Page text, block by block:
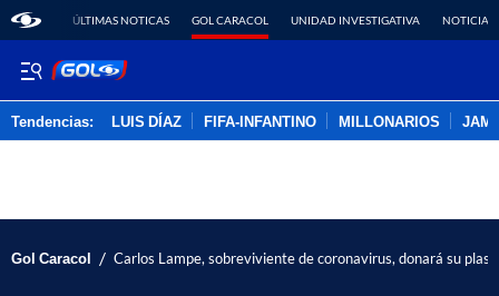
ÚLTIMAS NOTICAS GOL CARACOL UNIDAD INVESTIGATIVA NOTICIAS
Tendencias: LUIS DÍAZ FIFA-INFANTINO MILLONARIOS
Gol Caracol / Carlos Lampe, sobreviviente de coronavirus, donará su